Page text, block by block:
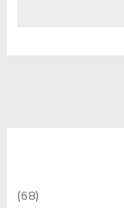
(68)